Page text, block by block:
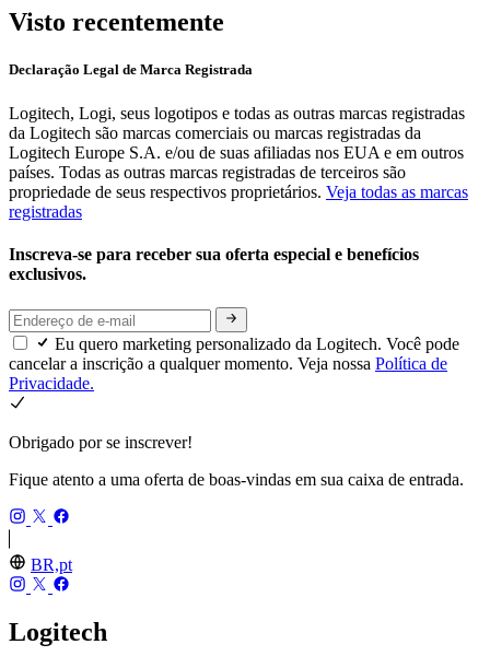
Visto recentemente
Declaração Legal de Marca Registrada
Logitech, Logi, seus logotipos e todas as outras marcas registradas
da Logitech são marcas comerciais ou marcas registradas da
Logitech Europe S.A. e/ou de suas afiliadas nos EUA e em outros
países. Todas as outras marcas registradas de terceiros são
propriedade de seus respectivos proprietários. Veja todas as marcas
registradas
Inscreva-se para receber sua oferta especial e benefícios
exclusivos.
Eu quero marketing personalizado da Logitech. Você pode
cancelar a inscrição a qualquer momento. Veja nossa Política de
Privacidade.
Obrigado por se inscrever!
Fique atento a uma oferta de boas-vindas em sua caixa de entrada.
BR,pt
Logitech